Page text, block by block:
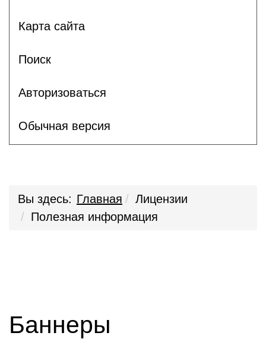
Карта сайта
Поиск
Авторизоваться
Обычная версия
Вы здесь: Главная
Лицензии
Полезная информация
Баннеры